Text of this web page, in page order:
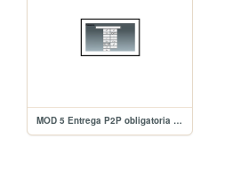
MOD 5 Entrega P2P obligatoria Entrega